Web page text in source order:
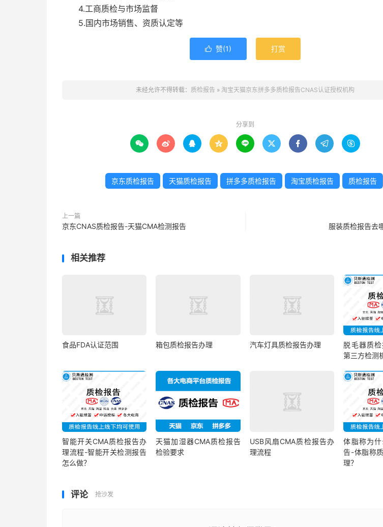
4.工商质检与市场监督
5.国内市场销售、资质认定等
 赞(1) 打赏
未经允许不得转载： 质检报告 » 淘宝天猫京东拼多多质检报告CNAS认证授权机构
分享到
        
京东质检报告 天猫质检报告 拼多多质检报告 淘宝质检报告 质检报告
上一篇
京东CNAS质检报告-天猫CMA检测报告 服装质检报告去
相关推荐
食品FDA认证范围 箱包质检报告办理 汽车灯具质检报告办理
脱毛器质
第三方检测
智能开关CMA质检报告办
理流程-智能开关检测报告
怎么做？
天猫加湿器CMA质检报告
检验要求
USB风扇CMA质检报告办
理流程
体脂称为
告-体脂称
理？
评论 抢沙发